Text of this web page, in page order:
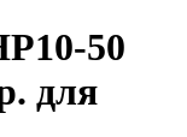
50
для